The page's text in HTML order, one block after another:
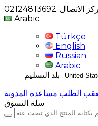
Arabic
Türkçe
English
Russian
Arabic
بلد التسليم
الطلب مساعدة المدونة
سلة التسوق